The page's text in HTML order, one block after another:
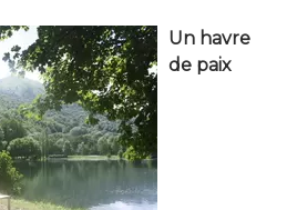
Un havre
de paix